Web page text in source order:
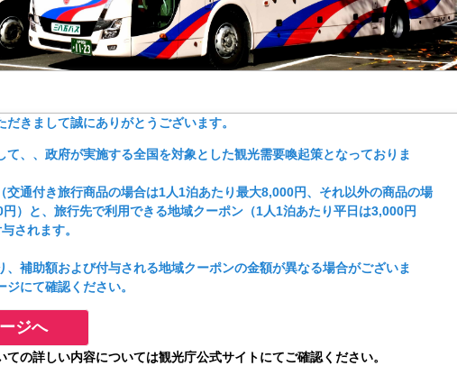
きまして誠にありがとうございます。
て、、政府が実施する全国を対象とした観光需要喚起策となっておりま
交通付き旅行商品の場合は1人1泊あたり最大8,000円、それ以外の商品の場
）と、旅行先で利用できる地域クーポン（1人1泊あたり平日は3,000円
されます。
補助額および付与される地域クーポンの金額が異なる場合がございま
にて確認ください。
ジへ
の詳しい内容については観光庁公式サイトにてご確認ください。